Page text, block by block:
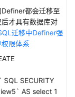
都会迁移至
才具有数据库对
迁移中Definer强
限体系
SECURITY
AS select 1